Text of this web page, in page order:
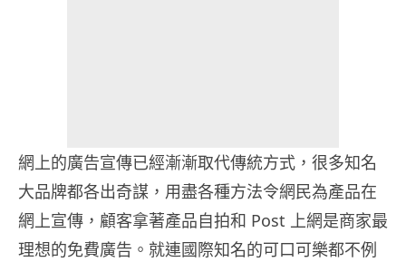
網上的廣告宣傳已經漸漸取代傳統方式，很多知名
大品牌都各出奇謀，用盡各種方法令網民為產品在
網上宣傳，顧客拿著產品自拍和 Post 上網是商家最
理想的免費廣告。就連國際知名的可口可樂都不例